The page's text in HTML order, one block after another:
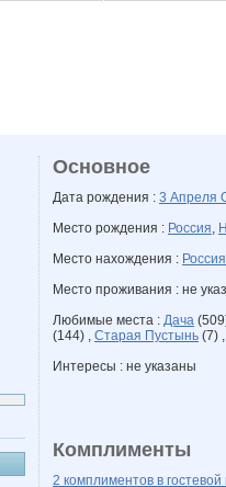
Основное
Дата рождения : 3 Апреля
Место рождения : Россия,
Место нахождения : Россия
Место проживания : не
Любимые места : Дача
(144) , Старая Пустынь (7)
Интересы : не указаны
Комплименты
2 комплиментов в гостевой